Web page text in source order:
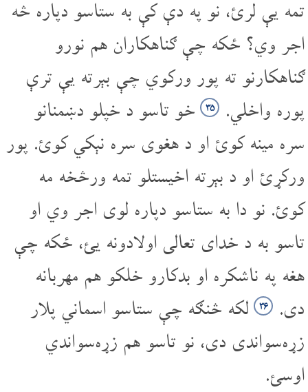
تمه یې لرئ، نو په دې کې به ستاسو دپاره څه
اجر وي؟ ځکه چې ګناهکاران هم نورو
ګناهکارنو ته پور ورکوي چې بېرته یې ترې
پوره واخلي.
۳۵ خو تاسو د خپلو دښمنانو
سره مینه کوئ او د هغوی سره نېکي کوئ. پور
ورکړئ او د بېرته اخیستلو تمه ورڅخه مه
کوئ. نو دا به ستاسو دپاره لوی اجر وي او
تاسو به د خدای تعالی اولادونه یئ، ځکه چې
هغه په ناشکره او بدکارو خلکو هم مهربانه
دی.
۳۶ لکه څنګه چې ستاسو اسماني پلار
زړه‌سواندی دی، نو تاسو هم زړه‌سواندي
اوسئ.